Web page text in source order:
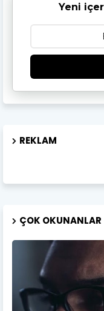
Yeni
REKLAM
ÇOK OKUNANLAR